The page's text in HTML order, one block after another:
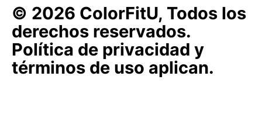
© 2026 ColorFitU, Todos los
derechos reservados.
Política de privacidad y
términos de uso aplican.